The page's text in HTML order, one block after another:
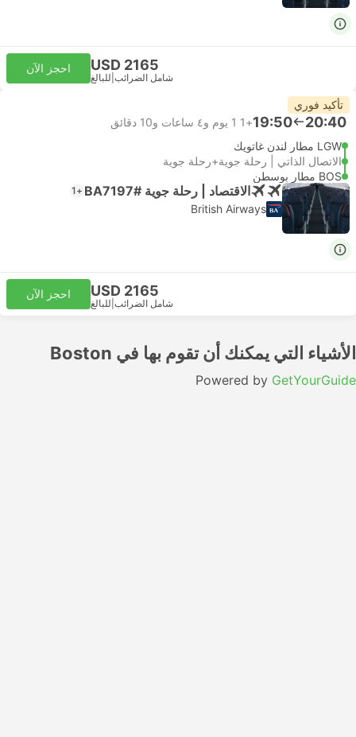
USD 2165
شامل الضرائب للبالغ
احجز الآن
تأكيد فوري
20:40
19:50
+1
1 يوم و٤ ساعات و‫10 دقائق
LGW مطار لندن غاتويك
الاتصال الذاتي | رحلة جوية+رحلة جوية
BOS مطار بوسطن
الاقتصاد | رحلة جوية #BA7197 +1
British Airways
USD 2165
شامل الضرائب للبالغ
احجز الآن
الأشياء التي يمكنك أن تقوم بها في Boston
Powered by GetYourGuide